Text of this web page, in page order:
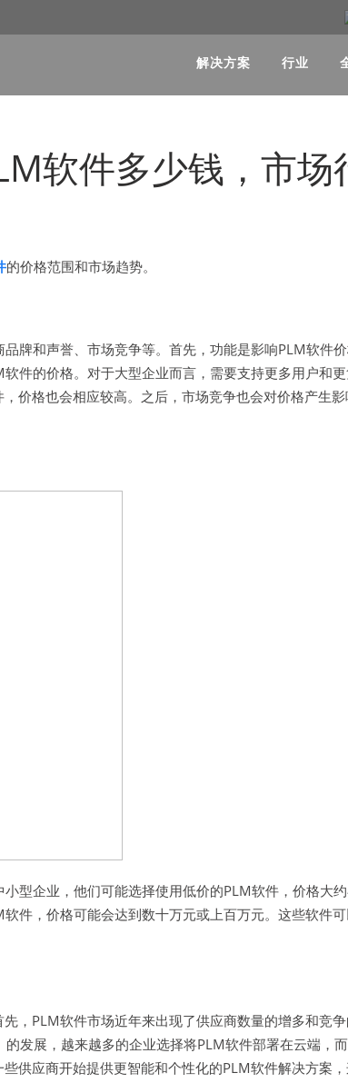
解决方案 行业
软件多少钱，市
的价格范围和市场趋势。
牌和声誉、市场竞争等。首先，功能是影响PLM软件
件的价格。对于大型企业而言，需要支持更多用户和
价格也会相应较高。之后，市场竞争也会对价格产生
型企业，他们可能选择使用低价的PLM软件，价格大
件，价格可能会达到数十万元或上百万元。这些软件
，PLM软件市场近年来出现了供应商数量的增多和竞
发展，越来越多的企业选择将PLM软件部署在云端
供应商开始提供更智能和个性化的PLM软件解决方案，